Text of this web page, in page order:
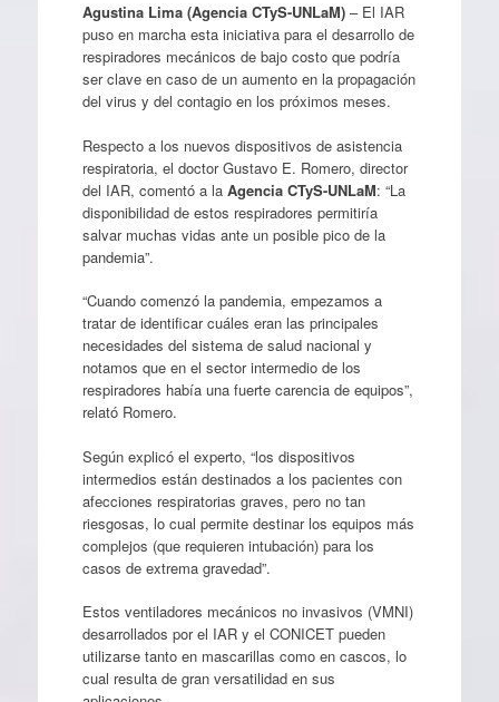
Agustina Lima (Agencia CTyS-UNLaM)– El IAR
puso en marcha esta iniciativa para el desarrollo de
respiradores mecánicos de bajo costo que podría
ser clave en caso de un aumento en la propagación
del virus y del contagio en los próximos meses.
Respecto a los nuevos dispositivos de asistencia
respiratoria, el doctor Gustavo E. Romero, director
del IAR, comentó a la Agencia CTyS-UNLaM: “La
disponibilidad de estos respiradores permitiría
salvar muchas vidas ante un posible pico de la
pandemia”.
“Cuando comenzó la pandemia, empezamos a
tratar de identificar cuáles eran las principales
necesidades del sistema de salud nacional y
notamos que en el sector intermedio de los
respiradores había una fuerte carencia de equipos”,
relató Romero.
Según explicó el experto, “los dispositivos
intermedios están destinados a los pacientes con
afecciones respiratorias graves, pero no tan
riesgosas, lo cual permite destinar los equipos más
complejos (que requieren intubación) para los
casos de extrema gravedad”.
Estos ventiladores mecánicos no invasivos (VMNI)
desarrollados por el IAR y el CONICET pueden
utilizarse tanto en mascarillas como en cascos, lo
cual resulta de gran versatilidad en sus